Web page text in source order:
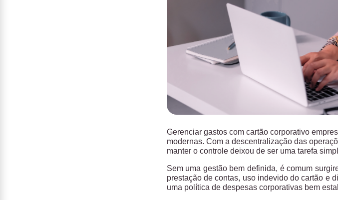
Gerenciar gastos com cartão corporativo
modernas. Com a descentralização das
manter o controle deixou de ser uma tarefa
Sem uma gestão bem definida, é comum
prestação de contas, uso indevido do cartão e
uma política de despesas corporativas bem